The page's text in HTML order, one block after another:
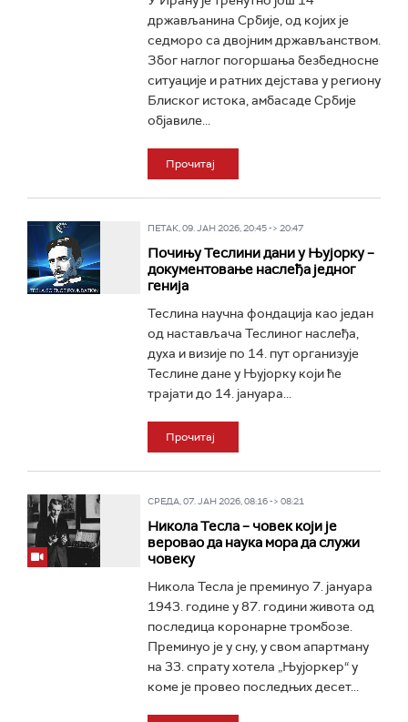
држављанина Србије, од којих је
седморо са двојним држављанством.
Због наглог погоршања безбедносне
ситуације и ратних дејстава у региону
Блиског истока, амбасаде Србије
објавиле...
Прочитај
ПЕТАК, 09. ЈАН 2026, 20:45 -> 20:47
Почињу Теслини дани у Њујорку –
документовање наслеђа једног
генија
Теслина научна фондација као један
од настављача Теслиног наслеђа,
духа и визије по 14. пут организује
Теслине дане у Њујорку који ће
трајати до 14. јануара...
Прочитај
СРЕДА, 07. ЈАН 2026, 08:16 -> 08:21
Никола Тесла – човек који је
веровао да наука мора да служи
човеку
Никола Тесла је преминуо 7. јануара
1943. године у 87. години живота од
последица коронарне тромбозе.
Преминуо је у сну, у свом апартману
на 33. спрату хотела „Њујоркер“ у
коме је провео последњих десет...